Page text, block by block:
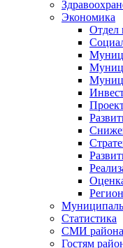
Экономика
Отдел
Статистика
СМИ района
Гостям